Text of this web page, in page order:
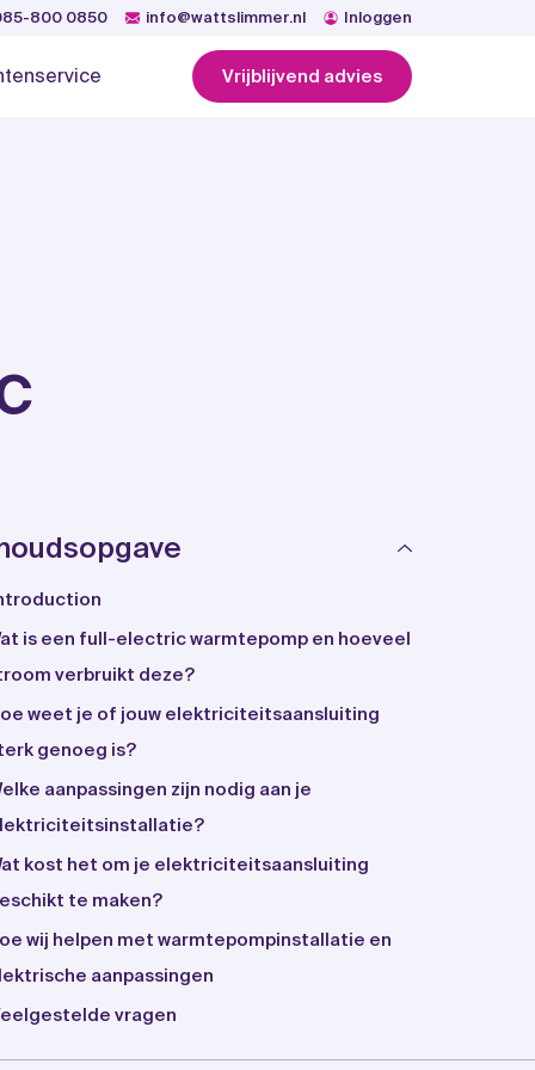
800 0850 info@wattslimmer.nl Inloggen
Vrijblijvend advies
is een full-electric warmtepomp en hoeveel
verbruikt deze?
weet je of jouw elektriciteitsaansluiting
genoeg is?
aanpassingen zijn nodig aan je
kost het om je elektriciteitsaansluiting
te maken?
wij helpen met warmtepompinstallatie en
aanpassingen
vragen